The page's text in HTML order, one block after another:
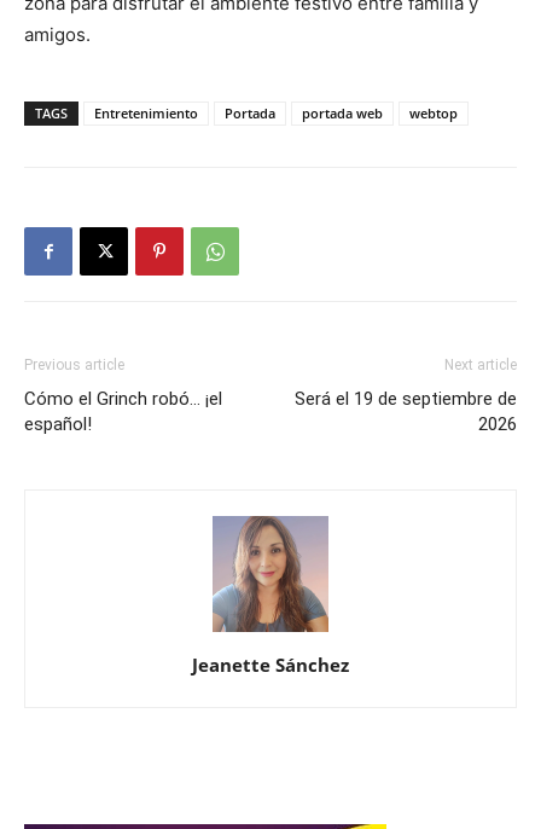
amigos.
TAGS Entretenimiento Portada portada web webtop
Previous article
Cómo el Grinch robó… ¡el
español!
Next article
Será el 19 de septiembre de
2026
Jeanette Sánchez